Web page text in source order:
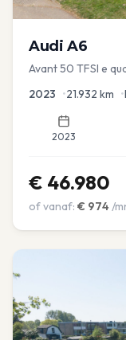
Audi A6
Avant 50 TFSI e
2023 •21.932 km •
2023
€ 46.980
of vanaf: € 974 /